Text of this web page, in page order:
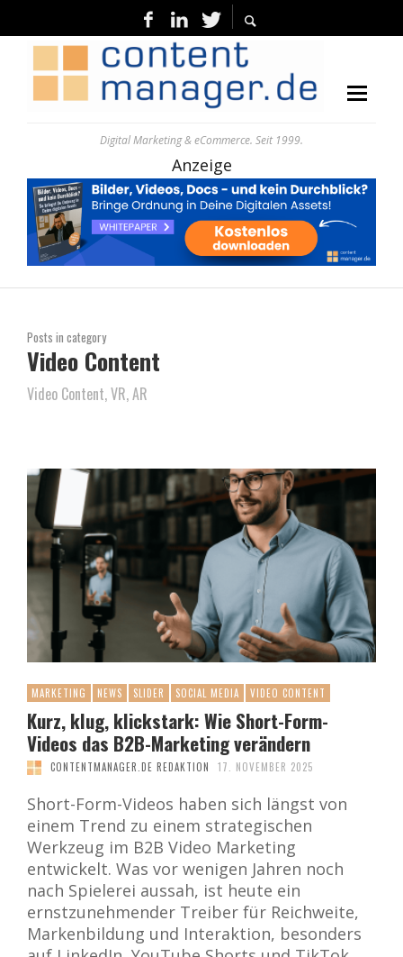
Digital Marketing & eCommerce. Seit 1999.
Anzeige
Posts in category
Video Content
Video Content, VR, AR
MARKETING NEWS SLIDER SOCIAL MEDIA VIDEO CONTENT
Kurz, klug, klickstark: Wie Short-Form-
Videos das B2B-Marketing verändern
CONTENTMANAGER.DE REDAKTION 17. NOVEMBER 2025
Short-Form-Videos haben sich längst von
einem Trend zu einem strategischen
Werkzeug im B2B Video Marketing
entwickelt. Was vor wenigen Jahren noch
nach Spielerei aussah, ist heute ein
ernstzunehmender Treiber für Reichweite,
Markenbildung und Interaktion, besonders